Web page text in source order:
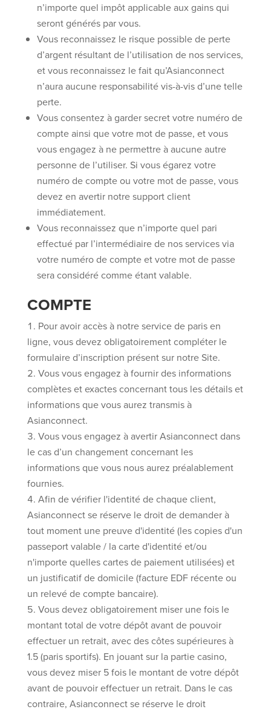
n’importe quel impôt applicable aux gains qui
seront générés par vous.
Vous reconnaissez le risque possible de perte
d’argent résultant de l’utilisation de nos services,
et vous reconnaissez le fait qu’Asianconnect
n’aura aucune responsabilité vis-à-vis d’une telle
perte.
Vous consentez à garder secret votre numéro de
compte ainsi que votre mot de passe, et vous
vous engagez à ne permettre à aucune autre
personne de l’utiliser. Si vous égarez votre
numéro de compte ou votre mot de passe, vous
devez en avertir notre support client
immédiatement.
Vous reconnaissez que n’importe quel pari
effectué par l’intermédiaire de nos services via
votre numéro de compte et votre mot de passe
sera considéré comme étant valable.
COMPTE
Pour avoir accès à notre service de paris en
ligne, vous devez obligatoirement compléter le
formulaire d’inscription présent sur notre Site.
Vous vous engagez à fournir des informations
complètes et exactes concernant tous les détails et
informations que vous aurez transmis à
Asianconnect.
Vous vous engagez à avertir Asianconnect dans
le cas d’un changement concernant les
informations que vous nous aurez préalablement
fournies.
Afin de vérifier l'identité de chaque client,
Asianconnect se réserve le droit de demander à
tout moment une preuve d'identité (les copies d'un
passeport valable / la carte d'identité et/ou
n'importe quelles cartes de paiement utilisées) et
un justificatif de domicile (facture EDF récente ou
un relevé de compte bancaire).
Vous devez obligatoirement miser une fois le
montant total de votre dépôt avant de pouvoir
effectuer un retrait, avec des côtes supérieures à
1.5 (paris sportifs). En jouant sur la partie casino,
vous devez miser 5 fois le montant de votre dépôt
avant de pouvoir effectuer un retrait. Dans le cas
contraire, Asianconnect se réserve le droit